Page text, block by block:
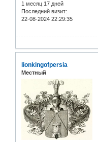
1 месяц 17 дней
Последний визит:
22-08-2024 22:29:35
lionkingofpersia
Местный